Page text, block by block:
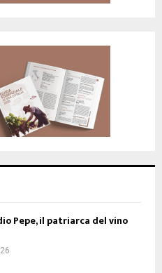
Pepe, il patriarca del vino